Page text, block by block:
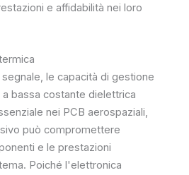
e affidabilità nei loro
le capacità di gestione
bassa costante dielettrica
nei PCB aerospaziali,
può compromettere
e le prestazioni
Poiché l'elettronica